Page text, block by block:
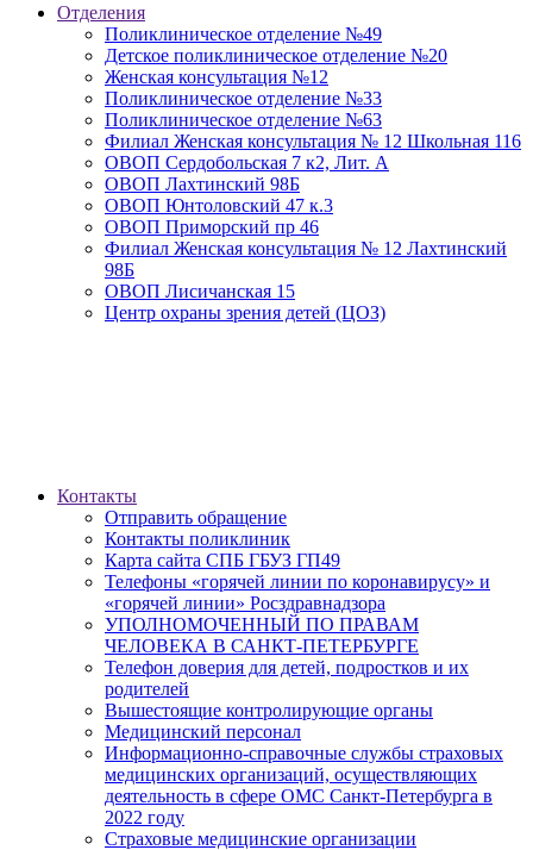
Отделения
Поликлиническое отделение №49
Детское поликлиническое отделение №20
Женская консультация №12
Поликлиническое отделение №33
Поликлиническое отделение №63
Филиал Женская консультация № 12 Школьная 116
ОВОП Сердобольская 7 к2, Лит. А
ОВОП Лахтинский 98Б
ОВОП Юнтоловский 47 к.3
ОВОП Приморский пр 46
Филиал Женская консультация № 12 Лахтинский
98Б
ОВОП Лисичанская 15
Центр охраны зрения детей (ЦОЗ)
Контакты
Отправить обращение
Контакты поликлиник
Карта сайта СПБ ГБУЗ ГП49
Телефоны «горячей линии по коронавирусу» и
«горячей линии» Росздравнадзора
УПОЛНОМОЧЕННЫЙ ПО ПРАВАМ
ЧЕЛОВЕКА В САНКТ-ПЕТЕРБУРГЕ
Телефон доверия для детей, подростков и их
родителей
Вышестоящие контролирующие органы
Медицинский персонал
Информационно-справочные службы страховых
медицинских организаций, осуществляющих
деятельность в сфере ОМС Санкт-Петербурга в
2022 году
Страховые медицинские организации